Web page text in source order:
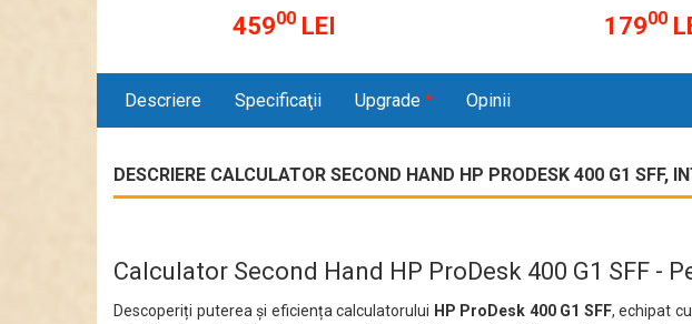
45900 LEI 17900
Descriere Specificaţii Upgrade * Opinii
DESCRIERE CALCULATOR SECOND HAND HP PRODESK 400 G1 SFF,
Calculator Second Hand HP ProDesk 400 G1 SFF -
Descoperiți puterea și eficiența calculatorului HP ProDesk 400 G1 SFF, echipat